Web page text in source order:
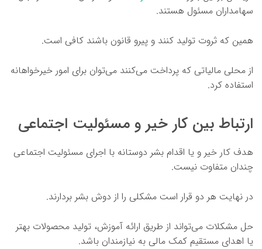
سهامداران مسئول هستند.
همین که ثروت تولید کنند و پیرو قانون باشند کافی است.
از محلی مالیاتی که پرداخت می‌کنند می‌توان برای امور خیرخواهانه
استفاده کرد.
ارتباط بین کار خیر و مسئولیت اجتماعی
هدف کار خیر و یا اقدام بشر دوستانه با اجرای مسئولیت اجتماعی
چندان متفاوت نیست.
در نهایت هر دو قرار است مشکلی را از دوش بشر بردارند.
حل مشکلات می‌تواند از طریق ارائه آموزش، تولید محصولات بهتر
یا اهدای مستقیم کمک مالی به نیازمندان باشد.